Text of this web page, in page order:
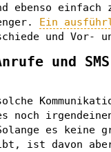
ebenso einfach
Ein
und Vor-
und
noch
es keine
ist davon aber